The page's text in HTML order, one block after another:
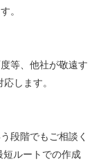
。
等、他社が敬遠す
します。
段階でもご相談く
短ルートでの作成